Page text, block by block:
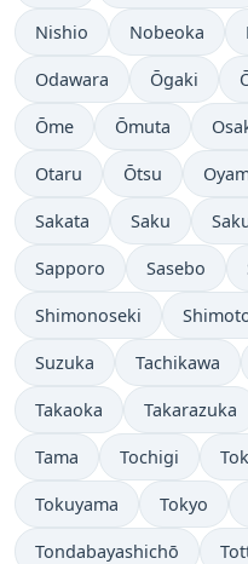
Nishio Nobeoka
Odawara Ōgaki
Ōme Ōmuta
Otaru Ōtsu
Sakata Saku
Sapporo Sasebo
Shimonoseki
Suzuka Tachikawa
Takaoka Takarazuka
Tama Tochigi
Tokuyama Tokyo
Tondabayashichō